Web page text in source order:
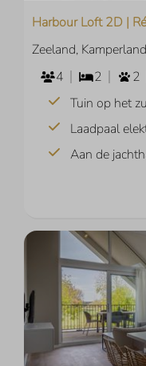
Harbour Loft 2D |
Zeeland, Kamperland
4
2 2
Tuin op het
Laadpaal
Aan de